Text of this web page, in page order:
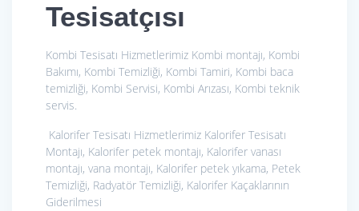
Tesisatçısı
Kombi Tesisatı Hizmetlerimiz Kombi montajı, Kombi
Bakımı, Kombi Temizliği, Kombi Tamiri, Kombi baca
temizliği, Kombi Servisi, Kombi Arızası, Kombi teknik
servis.
Kalorifer Tesisatı Hizmetlerimiz Kalorifer Tesisatı
Montajı, Kalorifer petek montajı, Kalorifer vanası
montajı, vana montajı, Kalorifer petek yıkama, Petek
Temizliği, Radyatör Temizliği, Kalorifer Kaçaklarının
Giderilmesi